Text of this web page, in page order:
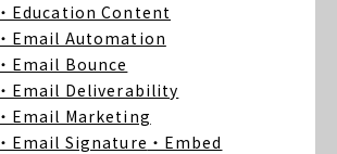
・Education Content
・Email Automation
・Email Bounce
・Email Deliverability
・Email Marketing
・Email Signature ・Embed